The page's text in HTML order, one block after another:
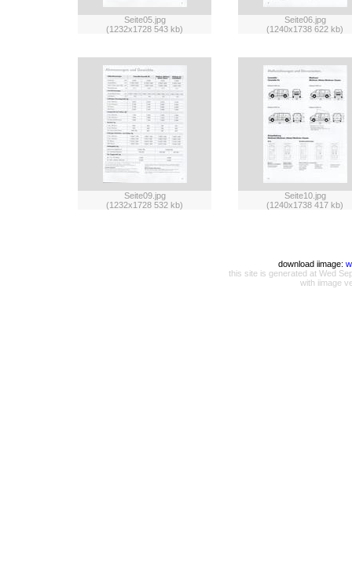
Seite05.jpg
(1232x1728 543 kb)
Seite06.jpg
(1240x1738 622 kb)
Seite09.jpg
(1232x1728 532 kb)
Seite10.jpg
(1240x1738 417 kb)
download iimage:
this site is generated at Wed
with iimage